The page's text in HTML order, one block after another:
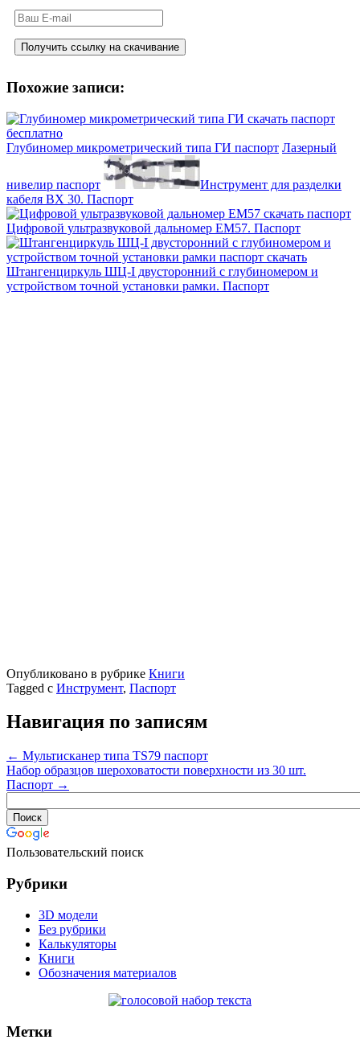
Похожие записи:
Глубиномер микрометрический типа ГИ паспорт Лазерный
нивелир паспорт
Инструмент для разделки
кабеля ВХ 30. Паспорт
Цифровой ультразвуковой дальномер ЕМ57. Паспорт
Штангенциркуль ШЦ-I двусторонний с глубиномером и
устройством точной установки рамки. Паспорт
Опубликовано в рубрике Книги
Tagged с Инструмент, Паспорт
Навигация по записям
← Мультисканер типа TS79 паспорт
Набор образцов шероховатости поверхности из 30 шт.
Паспорт →
Пользовательский поиск
Рубрики
3D модели
Без рубрики
Калькуляторы
Книги
Обозначения материалов
Метки